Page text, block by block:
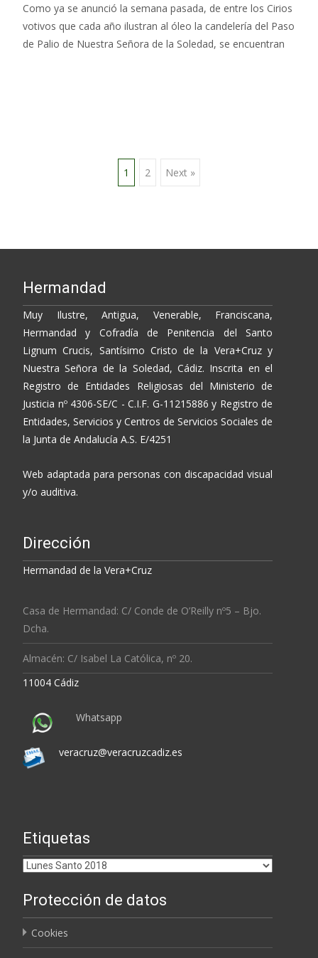
Como ya se anunció la semana pasada, de entre los Cirios
votivos que cada año ilustran al óleo la candelería del Paso
de Palio de Nuestra Señora de la Soledad, se encuentran
1 2 Next »
Hermandad
Muy Ilustre, Antigua, Venerable, Franciscana,
Hermandad y Cofradía de Penitencia del Santo
Lignum Crucis, Santísimo Cristo de la Vera+Cruz y
Nuestra Señora de la Soledad, Cádiz. Inscrita en el
Registro de Entidades Religiosas del Ministerio de
Justicia nº 4306-SE/C - C.I.F. G-11215886 y Registro de
Entidades, Servicios y Centros de Servicios Sociales de
la Junta de Andalucía A.S. E/4251
Web adaptada para personas con discapacidad visual
y/o auditiva.
Dirección
Hermandad de la Vera+Cruz
Casa de Hermandad: C/ Conde de O’Reilly nº5 – Bjo.
Dcha.
Almacén: C/ Isabel La Católica, nº 20.
11004 Cádiz
Whatsapp
veracruz@veracruzcadiz.es
Etiquetas
Etiquetas
Protección de datos
Cookies